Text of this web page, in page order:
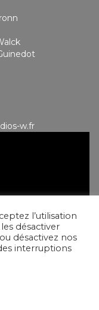
w.fr
l’utilisation
désactiver
désactivez nos
interruptions